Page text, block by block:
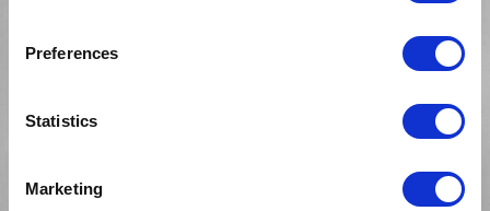
Collect information about your geographical location
Identify your device by actively scanning it for
Find out more about how your personal data is processed
and set your preferences in the
Preferences
Statistics
Marketing